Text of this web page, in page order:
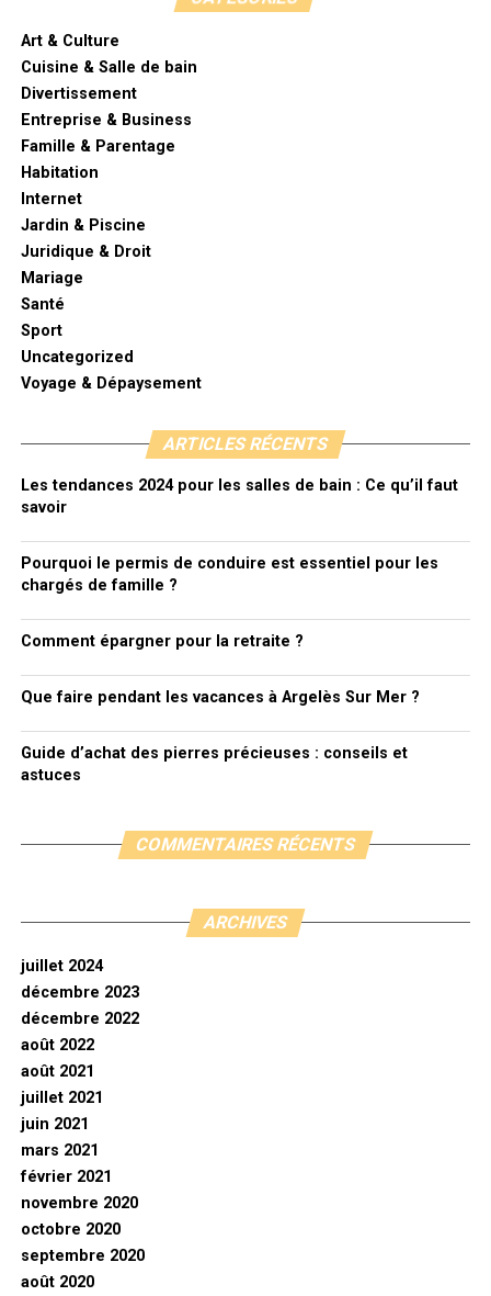
Art & Culture
Cuisine & Salle de bain
Divertissement
Entreprise & Business
Famille & Parentage
Habitation
Internet
Jardin & Piscine
Juridique & Droit
Mariage
Santé
Sport
Uncategorized
Voyage & Dépaysement
ARTICLES RÉCENTS
Les tendances 2024 pour les salles de bain : Ce qu’il faut
savoir
Pourquoi le permis de conduire est essentiel pour les
chargés de famille ?
Comment épargner pour la retraite ?
Que faire pendant les vacances à Argelès Sur Mer ?
Guide d’achat des pierres précieuses : conseils et
astuces
COMMENTAIRES RÉCENTS
ARCHIVES
juillet 2024
décembre 2023
décembre 2022
août 2022
août 2021
juillet 2021
juin 2021
mars 2021
février 2021
novembre 2020
octobre 2020
septembre 2020
août 2020